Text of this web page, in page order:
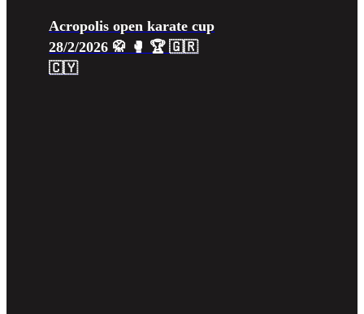
Acropolis open karate cup
28/2/2026 🥋 🥊 🏆 🇬🇷
🇨🇾